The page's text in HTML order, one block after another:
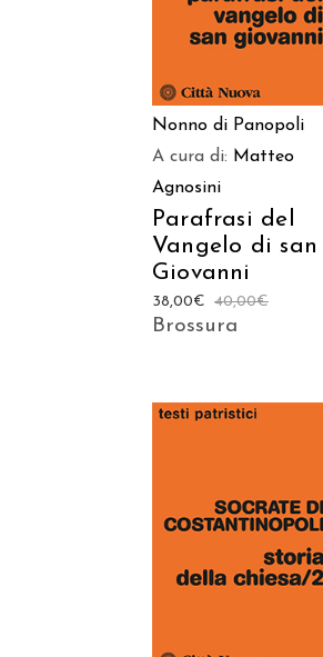
Nonno di Panopoli
A cura di: Matteo
Agnosini
Parafrasi del
Vangelo di san
Giovanni
40,00€
38,00€
Brossura
AGGIUNGI AL
CARRELLO